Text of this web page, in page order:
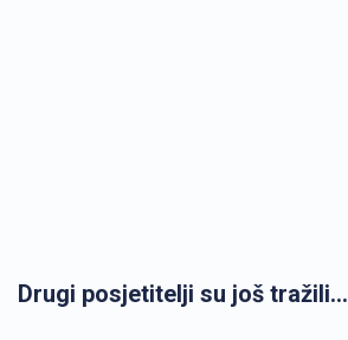
Drugi posjetitelji su još tražili...